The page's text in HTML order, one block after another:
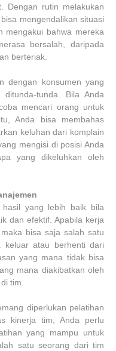
Dengan rutin melakukan
mengendalikan situasi
mengakui bahwa mereka
bersalah, daripada
berteriak.
dengan konsumen yang
tunda. Bila Anda
mencari orang untuk
Anda bisa membahas
keluhan dari komplain
mengisi di posisi Anda
yang dikeluhkan oleh
yang lebih baik bila
dan efektif. Apabila kerja
bisa saja salah satu
keluar atau berhenti dari
yang mana tidak bisa
mana diakibatkan oleh
tim.
diperlukan pelatihan
kinerja tim, Anda perlu
yang mampu untuk
satu seorang dari tim